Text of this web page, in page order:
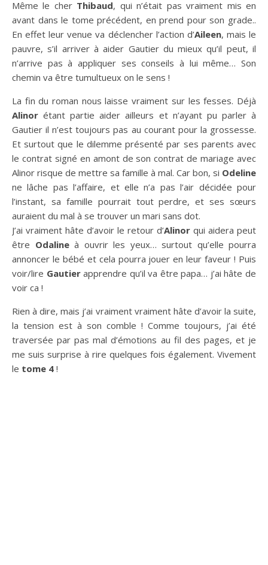
Même le cher Thibaud, qui n’était pas vraiment mis en
avant dans le tome précédent, en prend pour son grade..
En effet leur venue va déclencher l’action d’Aileen, mais le
pauvre, s’il arriver à aider Gautier du mieux qu’il peut, il
n’arrive pas à appliquer ses conseils à lui même… Son
chemin va être tumultueux on le sens !
La fin du roman nous laisse vraiment sur les fesses. Déjà
Alinor étant partie aider ailleurs et n’ayant pu parler à
Gautier il n’est toujours pas au courant pour la grossesse.
Et surtout que le dilemme présenté par ses parents avec
le contrat signé en amont de son contrat de mariage avec
Alinor risque de mettre sa famille à mal. Car bon, si Odeline
ne lâche pas l’affaire, et elle n’a pas l’air décidée pour
l’instant, sa famille pourrait tout perdre, et ses sœurs
auraient du mal à se trouver un mari sans dot.
J’ai vraiment hâte d’avoir le retour d’Alinor qui aidera peut
être Odalineà ouvrir les yeux… surtout qu’elle pourra
annoncer le bébé et cela pourra jouer en leur faveur ! Puis
voir/lire Gautierapprendre qu’il va être papa… j’ai hâte de
voir ca !
Rien à dire, mais j’ai vraiment vraiment hâte d’avoir la suite,
la tension est à son comble ! Comme toujours, j’ai été
traversée par pas mal d’émotions au fil des pages, et je
me suis surprise à rire quelques fois également. Vivement
le tome 4 !